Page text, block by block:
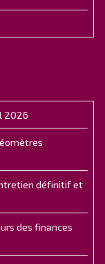
2026
définitif et
des finances